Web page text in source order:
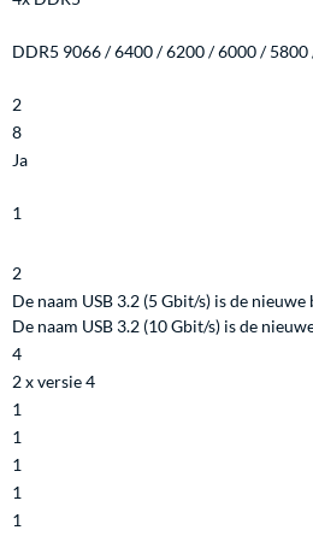
DDR5 9066 / 6400 / 6200 / 6000 /
2
8
Ja
1
2
De naam USB 3.2 (5 Gbit/s) is de
De naam USB 3.2 (10 Gbit/s) is de
4
2 x versie 4
1
1
1
1
1